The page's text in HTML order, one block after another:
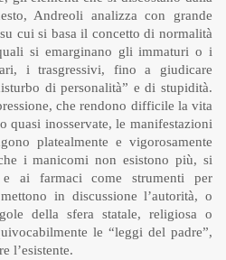
Andreoli analizza con grande
cui si basa il concetto di normalità
si emarginano gli immaturi o i
i trasgressivi, fino a giudicare
di personalità” e di stupidità.
che rendono difficile la vita
quasi inosservate, le manifestazioni
platealmente e vigorosamente
i manicomi non esistono più, si
ai farmaci come strumenti per
in discussione l’autorità, o
della sfera statale, religiosa o
le “leggi del padre”,
l’esistente.